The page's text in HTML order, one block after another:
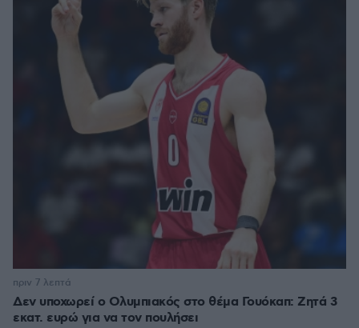
Δεν υποχωρεί ο Ολυμπιακός στο θέμα Γουόκαπ: Ζητά 3
εκατ. ευρώ για να τον πουλήσει
πριν 7 λεπτά